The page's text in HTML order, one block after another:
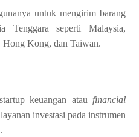
untuk mengirim barang
Tenggara seperti Malaysia,
Hong Kong, dan Taiwan.
keuangan atau financial
investasi pada instrumen